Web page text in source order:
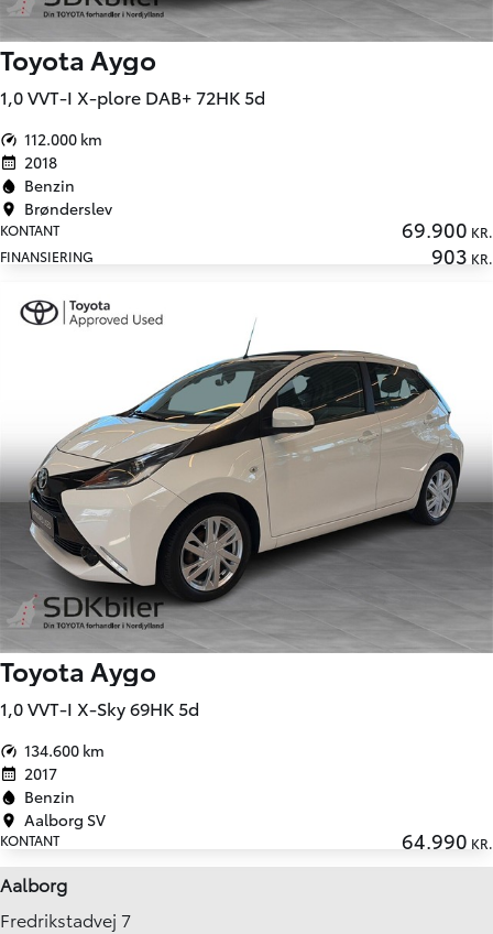
Toyota Aygo
1,0 VVT-I X-plore DAB+ 72HK 5d
112.000 km
2018
Benzin
Brønderslev
KONTANT 69.900 KR.
FINANSIERING
903 KR.
Toyota Aygo
1,0 VVT-I X-Sky 69HK 5d
134.600 km
2017
Benzin
Aalborg SV
KONTANT 64.990 KR.
Aalborg
Fredrikstadvej 7